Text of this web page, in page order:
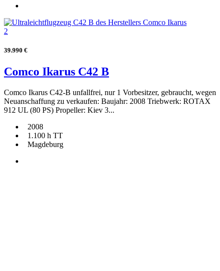
2
39.990 €
Comco Ikarus C42 B
Comco Ikarus C42-B unfallfrei, nur 1 Vorbesitzer, gebraucht, wegen
Neuanschaffung zu verkaufen: Baujahr: 2008 Triebwerk: ROTAX
912 UL (80 PS) Propeller: Kiev 3...
2008
1.100 h TT
Magdeburg